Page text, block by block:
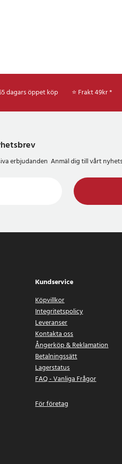
dagars öppet köp ⭐ Frakt 49kr *
erbjudanden Anmäl dig till vårt
Kundservice
Köpvillkor
Integritetspolicy
Leveranser
Kontakta oss
Ångerköp & Reklamation
Betalningssätt
Lagerstatus
FAQ - Vanliga Frågor
För företag